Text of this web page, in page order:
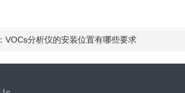
VOCs分析仪的安装位置有哪些要求